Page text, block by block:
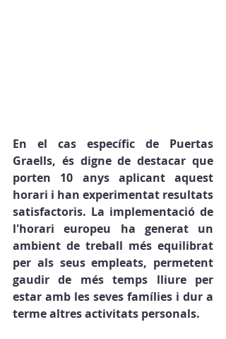
En el cas específic de Puertas
Graells, és digne de destacar que
porten 10 anys aplicant aquest
horari i han experimentat resultats
satisfactoris. La implementació de
l'horari europeu ha generat un
ambient de treball més equilibrat
per als seus empleats, permetent
gaudir de més temps lliure per
estar amb les seves famílies i dur a
terme altres activitats personals.